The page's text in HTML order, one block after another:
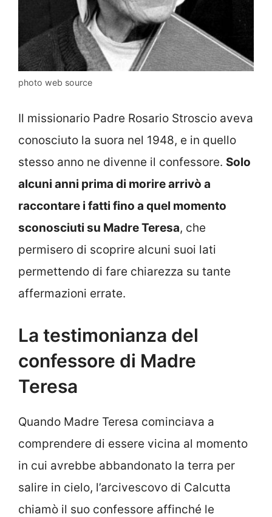
photo web source
Il missionario Padre Rosario Stroscio aveva
conosciuto la suora nel 1948, e in quello
stesso anno ne divenne il confessore. Solo
alcuni anni prima di morire arrivò a
raccontare i fatti fino a quel momento
sconosciuti su Madre Teresa, che
permisero di scoprire alcuni suoi lati
permettendo di fare chiarezza su tante
affermazioni errate.
La testimonianza del
confessore di Madre
Teresa
Quando Madre Teresa cominciava a
comprendere di essere vicina al momento
in cui avrebbe abbandonato la terra per
salire in cielo, l’arcivescovo di Calcutta
chiamò il suo confessore affinché le